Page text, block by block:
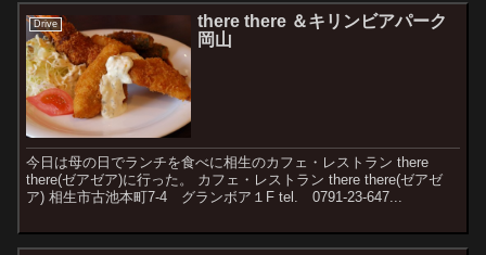
Drive
there there ＆キリンビアパーク
岡山
今日は母の日でランチを食べに相生のカフェ・レストラン there
there(ゼアゼア)に行った。 カフェ・レストラン there there(ゼアゼ
ア) 相生市古池本町7-4 グランボア１F tel. 0791-23-647...